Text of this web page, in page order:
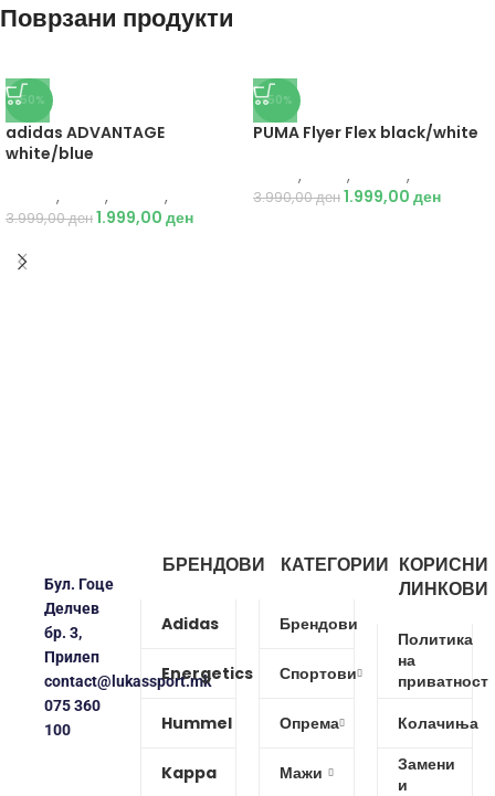
Поврзани продукти
-50%
adidas ADVANTAGE
white/blue
, , ,
3.999,00ден1.999,00 ден
-50%
PUMA Flyer Flex black/white
, , ,
3.990,00ден1.999,00 ден
Бул. Гоце
Делчев
бр. 3,
Прилеп
contact@lukassport.mk
075 360
100
БРЕНДОВИ
Adidas
Energetics
Hummel
Kappa
КАТЕГОРИИ
Брендови
Спортови
Опрема
Мажи
КОРИСНИ
ЛИНКОВИ
Политика
на
приватност
Колачиња
Замени
и